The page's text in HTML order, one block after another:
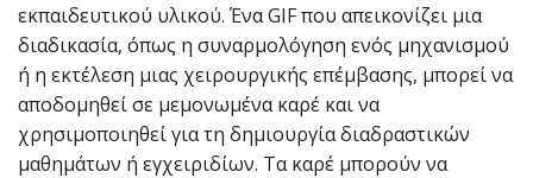
εκπαιδευτικού υλικού. Ένα GIF που απεικονίζει μια
διαδικασία, όπως η συναρμολόγηση ενός μηχανισμού
ή η εκτέλεση μιας χειρουργικής επέμβασης, μπορεί να
αποδομηθεί σε μεμονωμένα καρέ και να
χρησιμοποιηθεί για τη δημιουργία διαδραστικών
μαθημάτων ή εγχειριδίων. Τα καρέ μπορούν να